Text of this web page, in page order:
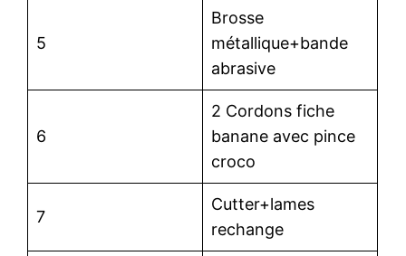
5
Brosse
métallique+bande
abrasive
6
2 Cordons fiche
banane avec pince
croco
7
Cutter+lames
rechange